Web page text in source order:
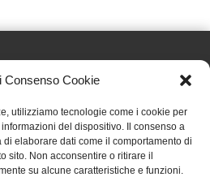
Consenso Cookie
utilizziamo tecnologie come i cookie per
del dispositivo. Il consenso a
elaborare dati come il comportamento di
sito. Non acconsentire o ritirare il
su alcune caratteristiche e funzioni.
Paolo SAS
(TO)
- Fax: (+39) 0121 353839